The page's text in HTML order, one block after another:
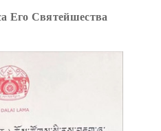
Его Святейшества